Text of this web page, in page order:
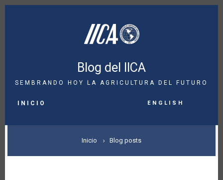
Pasar
Blog del IICA
SEMBRANDO HOY LA AGRICULTURA DEL FUTURO
NAVIGATION
INICIO English
SOBRESCRIBIR
ENLACES
Inicio Blog posts